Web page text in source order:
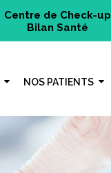
Centre de Check-up
Bilan Santé
NOS PATIENTS